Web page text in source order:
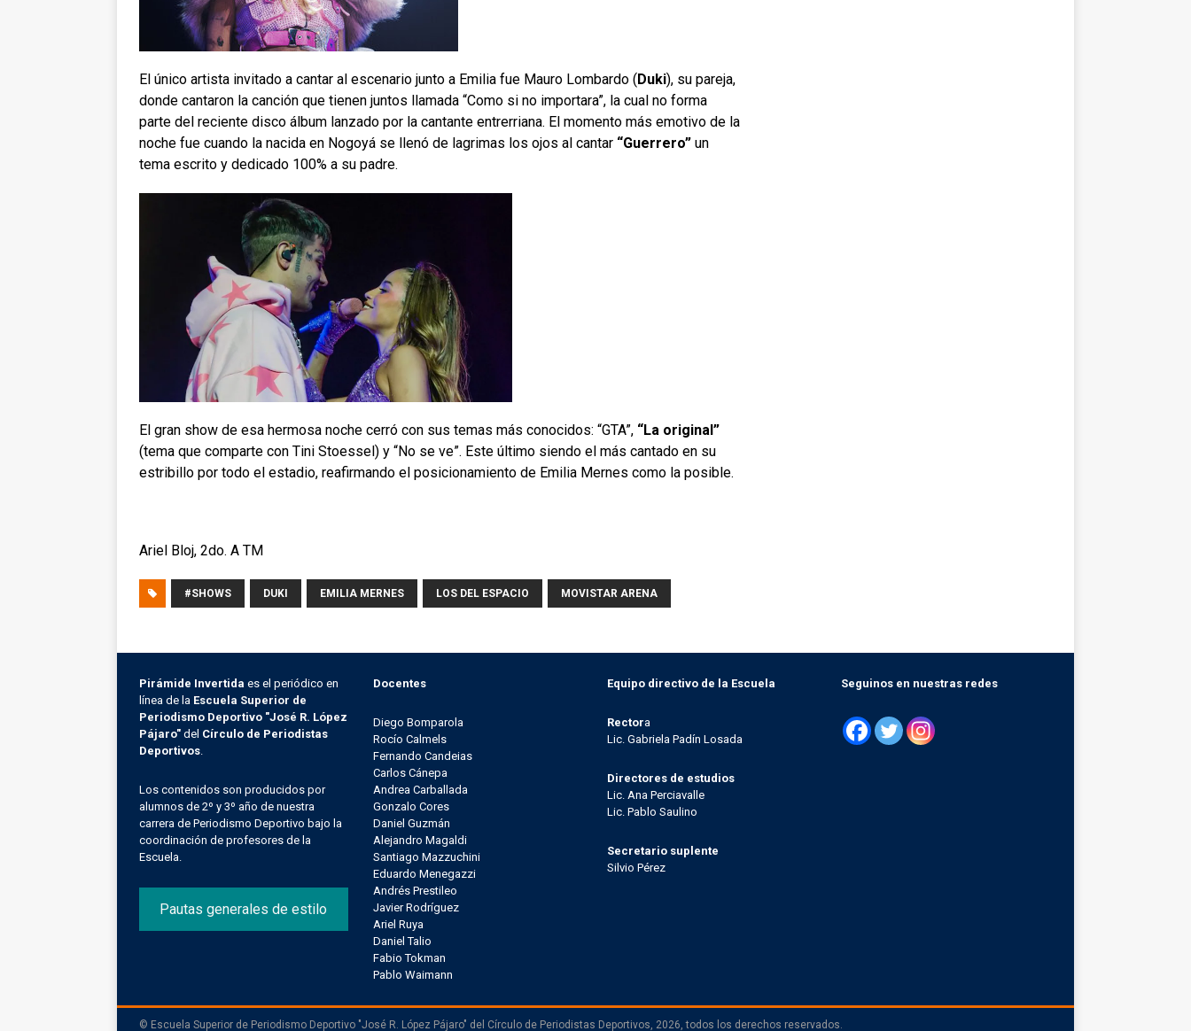
El único artista invitado a cantar al escenario junto a Emilia fue Mauro Lombardo (Duki), su pareja,
donde cantaron la canción que tienen juntos llamada “Como si no importara”, la cual no forma
parte del reciente disco álbum lanzado por la cantante entrerriana. El momento más emotivo de la
noche fue cuando la nacida en Nogoyá se llenó de lagrimas los ojos al cantar “Guerrero” un
tema escrito y dedicado 100% a su padre.
El gran show de esa hermosa noche cerró con sus temas más conocidos: “GTA”, “La original”
(tema que comparte con Tini Stoessel) y “No se ve”. Este último siendo el más cantado en su
estribillo por todo el estadio, reafirmando el posicionamiento de Emilia Mernes como la posible.
Ariel Bloj, 2do. A TM
#SHOWS DUKI EMILIA MERNES LOS DEL ESPACIO MOVISTAR ARENA
Pirámide Invertida es el periódico en
línea de la Escuela Superior de
Periodismo Deportivo "José R. López
Pájaro" del Círculo de Periodistas
Deportivos.
Los contenidos son producidos por
alumnos de 2º y 3º año de nuestra
carrera de Periodismo Deportivo bajo la
coordinación de profesores de la
Escuela.
Pautas generales de estilo
Docentes
Diego Bomparola
Rocío Calmels
Fernando Candeias
Carlos Cánepa
Andrea Carballada
Gonzalo Cores
Daniel Guzmán
Alejandro Magaldi
Santiago Mazzuchini
Eduardo Menegazzi
Andrés Prestileo
Javier Rodríguez
Ariel Ruya
Daniel Talio
Fabio Tokman
Pablo Waimann
Equipo directivo de la Escuela
Rectora
Lic. Gabriela Padín Losada
Directores de estudios
Lic. Ana Perciavalle
Lic. Pablo Saulino
Secretario suplente
Silvio Pérez
Seguinos en nuestras redes
© Escuela Superior de Periodismo Deportivo "José R. López Pájaro" del Círculo de Periodistas Deportivos, 2026, todos los derechos reservados.